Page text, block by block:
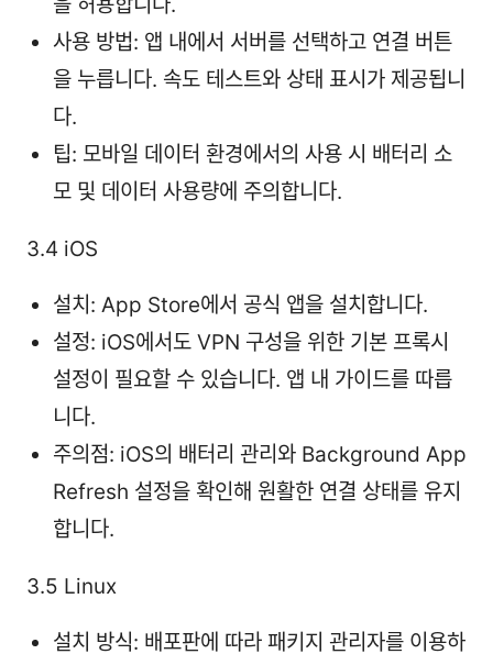
을 허용합니다.
사용 방법: 앱 내에서 서버를 선택하고 연결 버튼
을 누릅니다. 속도 테스트와 상태 표시가 제공됩니
다.
팁: 모바일 데이터 환경에서의 사용 시 배터리 소
모 및 데이터 사용량에 주의합니다.
3.4 iOS
설치: App Store에서 공식 앱을 설치합니다.
설정: iOS에서도 VPN 구성을 위한 기본 프록시
설정이 필요할 수 있습니다. 앱 내 가이드를 따릅
니다.
주의점: iOS의 배터리 관리와 Background App
Refresh 설정을 확인해 원활한 연결 상태를 유지
합니다.
3.5 Linux
설치 방식: 배포판에 따라 패키지 관리자를 이용하